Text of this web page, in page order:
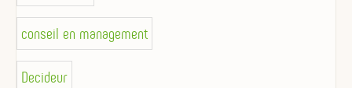
conseil en management
Decideur